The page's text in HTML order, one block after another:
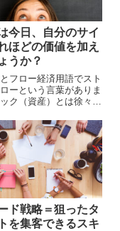
今日、自分のサイ
ほどの価値を加え
うか？
フロー経済用語でスト
ーという言葉がありま
ク（資産）とは徐々に
）は継続的に流れてい
しています。アフィリ
ける収入は...
ド戦略＝狙ったタ
を集客できるスキ